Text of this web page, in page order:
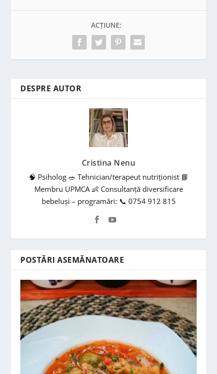
ACȚIUNE:
DESPRE AUTOR
Cristina Nenu
🧠 Psiholog 🥗 Tehnician/terapeut nutriționist 📘
Membru UPMCA 👶 Consultanță diversificare
bebeluși – programări: 📞 0754 912 815
POSTĂRI ASEMĂNATOARE